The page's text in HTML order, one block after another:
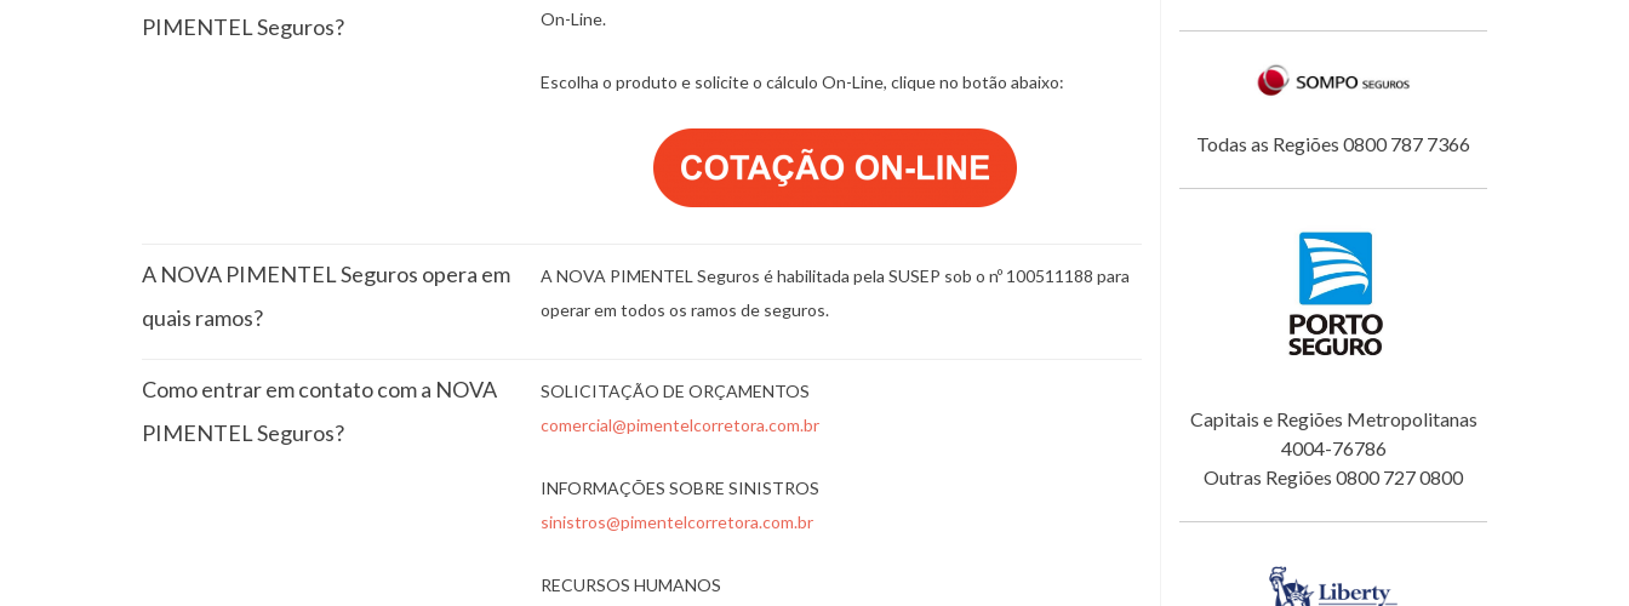
PIMENTEL Seguros?
On-Line.
Escolha o produto e solicite o cálculo On-Line, clique no botão abaixo:
A NOVA PIMENTEL Seguros opera em
quais ramos?
A NOVA PIMENTEL Seguros é habilitada pela SUSEP sob o nº 100511188 para
operar em todos os ramos de seguros.
Como entrar em contato com a NOVA
PIMENTEL Seguros?
SOLICITAÇÃO DE ORÇAMENTOS
comercial@pimentelcorretora.com.br
INFORMAÇÕES SOBRE SINISTROS
sinistros@pimentelcorretora.com.br
RECURSOS HUMANOS
Todas as Regiões 0800 787 7366
Capitais e Regiões Metropolitanas
4004-76786
Outras Regiões 0800 727 0800